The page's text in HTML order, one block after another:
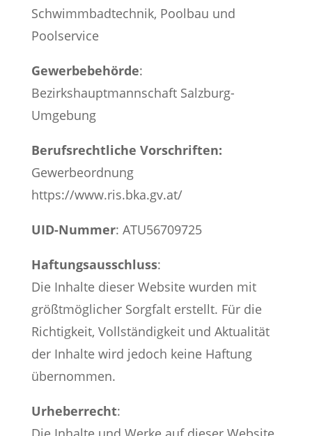
Schwimmbadtechnik, Poolbau und
Poolservice
Gewerbebehörde:
Bezirkshauptmannschaft Salzburg-
Umgebung
Berufsrechtliche Vorschriften:
Gewerbeordnung
https://www.ris.bka.gv.at/
UID-Nummer: ATU56709725
Haftungsausschluss:
Die Inhalte dieser Website wurden mit
größtmöglicher Sorgfalt erstellt. Für die
Richtigkeit, Vollständigkeit und Aktualität
der Inhalte wird jedoch keine Haftung
übernommen.
Urheberrecht: